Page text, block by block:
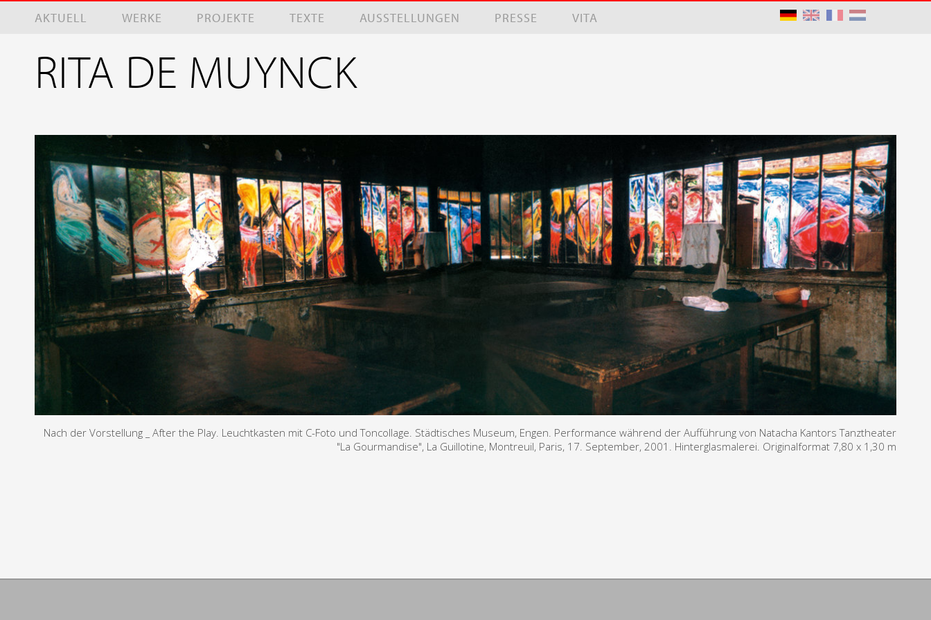
AKTUELL WERKE PROJEKTE TEXTE AUSSTELLUNGEN PRESSE VITA
RITA DE MUYNCK
Nach der Vorstellung _ After the Play. Leuchtkasten mit C-Foto und Toncollage. Städtisches Museum, Engen. Performance während der Aufführung von Natacha Kantors Tanztheater
"La Gourmandise", La Guillotine, Montreuil, Paris, 17. September, 2001. Hinterglasmalerei. Originalformat 7,80 x 1,30 m